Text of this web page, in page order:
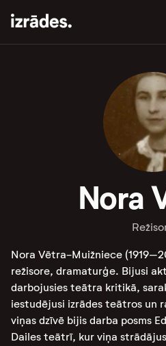
Nora
Nora Vētra-Muižniece
režisore, dramaturģe. Bijusi
darbojusies teātra kritikā,
iestudējusi izrādes teātros un
viņas dzīvē bijis darba posms
Dailes teātrī, kur viņa